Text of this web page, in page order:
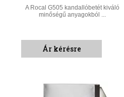
A Rocal G505 kandallóbetét kiváló
minőségű anyagokból ...
Ár kérésre